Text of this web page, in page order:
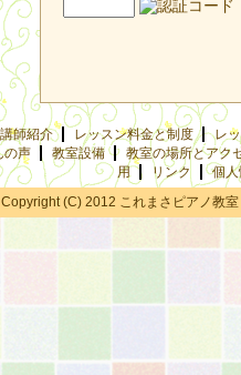
講師紹介 レッスン料金と制度
レ
の声 教室設備
教室の場所とアク
用
リンク
個
Copyright (C) 2012 これまさピアノ教